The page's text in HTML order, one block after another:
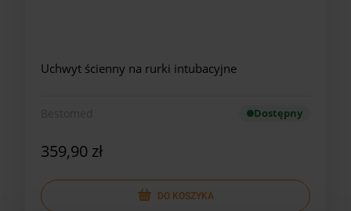
Uchwyt ścienny na rurki intubacyjne
Dostępny
359,90 zł
DO KOSZYKA